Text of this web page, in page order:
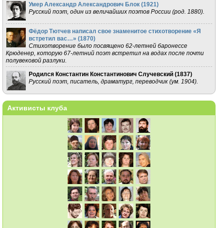
Умер Александр Александрович Блок (1921)
Русский поэт, один из величайших поэтов России (род. 1880).
Фёдор Тютчев написал свое знаменитое стихотворение «Я
встретил вас…» (1870)
Стихотворение было посвящено 62-летней баронессе
Крюденер, которую 67-летний поэт встретил на водах после почти
полувековой разлуки.
Родился Константин Константинович Случевский (1837)
Русский поэт, писатель, драматург, переводчик (ум. 1904).
Активисты клуба